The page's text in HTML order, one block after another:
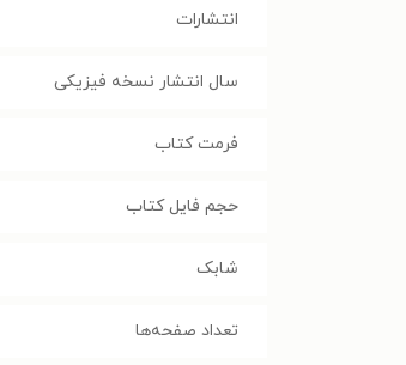
انتشارات
سال انتشار نسخه فیزیکی
فرمت کتاب
حجم فایل کتاب
شابک
تعداد صفحه‌ها